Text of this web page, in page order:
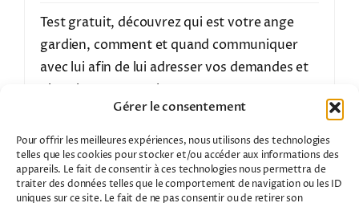
Gérer le consentement
Pour offrir les meilleures expériences, nous utilisons des technologies
telles que les cookies pour stocker et/ou accéder aux informations des
appareils. Le fait de consentir à ces technologies nous permettra de
traiter des données telles que le comportement de navigation ou les ID
uniques sur ce site. Le fait de ne pas consentir ou de retirer son
Test gratuit, découvrez qui est votre ange
gardien, comment et quand communiquer
avec lui afin de lui adresser vos demandes et
obtenir ses protections.